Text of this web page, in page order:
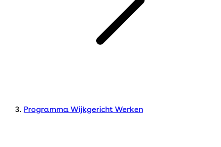
Programma Wijkgericht Werken